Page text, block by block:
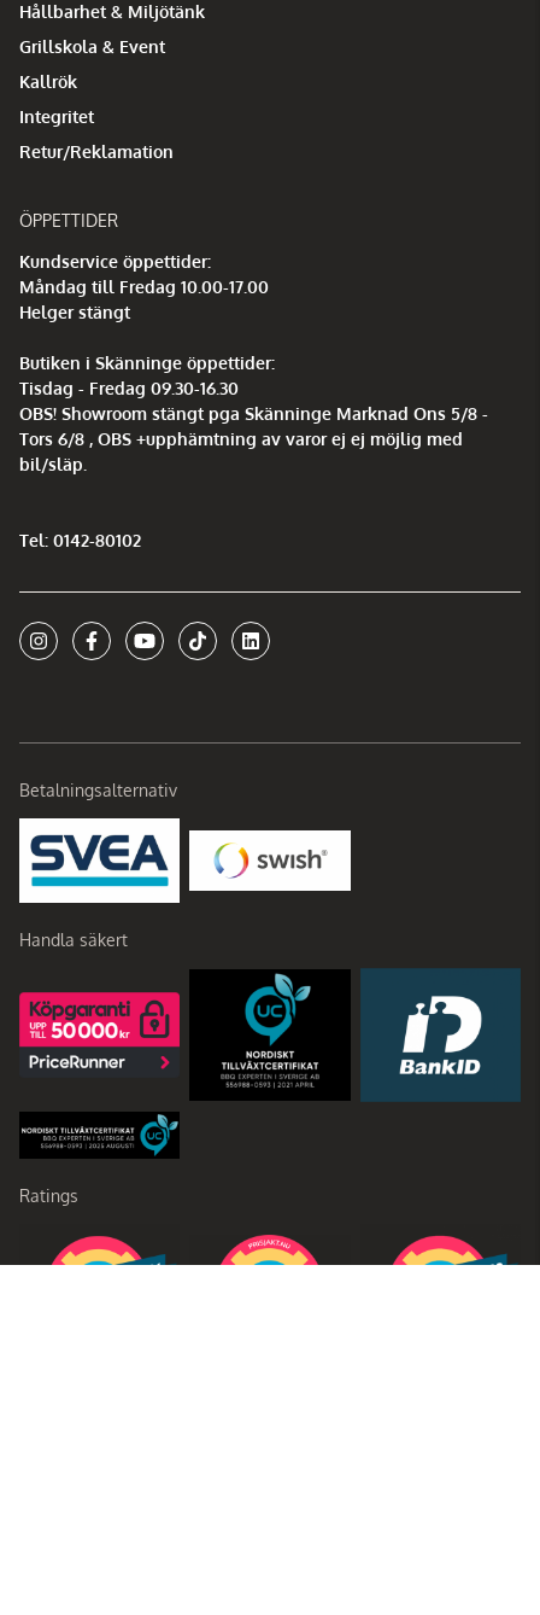
Hållbarhet & Miljötänk
Grillskola & Event
Kallrök
Integritet
Retur/Reklamation
ÖPPETTIDER
Kundservice öppettider:
Måndag till Fredag 10.00-17.00
Helger stängt
Butiken i Skänninge öppettider:
Tisdag - Fredag 09.30-16.30
OBS! Showroom stängt pga Skänninge Marknad Ons 5/8 -
Tors 6/8 , OBS +upphämtning av varor ej ej möjlig med
bil/släp.
Tel: 0142-80102
Betalningsalternativ
Handla säkert
Ratings